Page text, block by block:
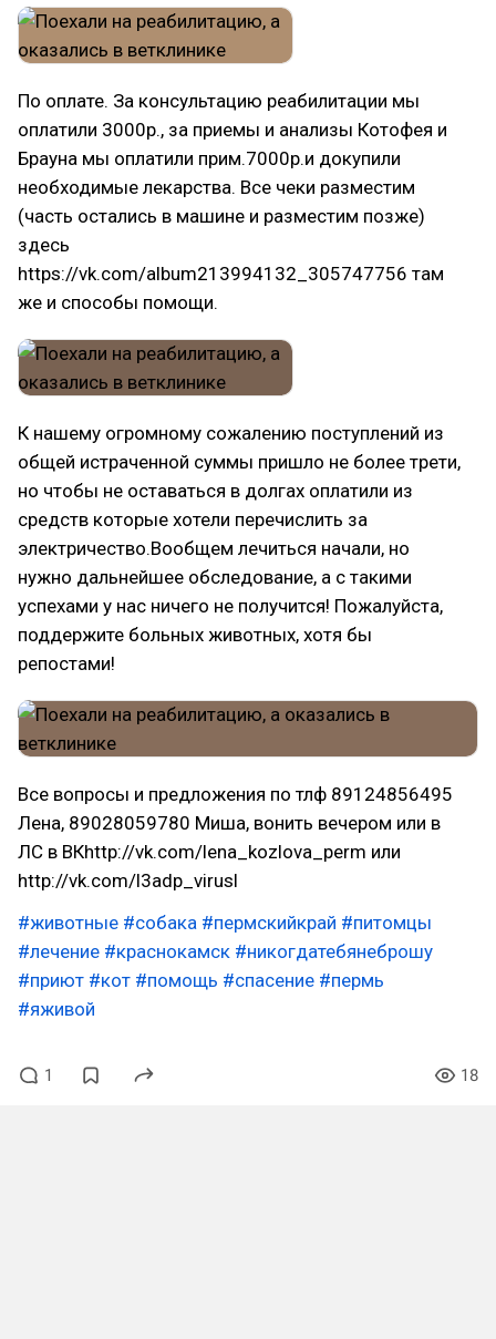
По оплате. За консультацию реабилитации мы
оплатили 3000р., за приемы и анализы Котофея и
Брауна мы оплатили прим.7000р.и докупили
необходимые лекарства. Все чеки разместим
(часть остались в машине и разместим позже)
здесь
https://vk.com/album213994132_305747756 там
же и способы помощи.
К нашему огромному сожалению поступлений из
общей истраченной суммы пришло не более трети,
но чтобы не оставаться в долгах оплатили из
средств которые хотели перечислить за
электричество.Вообщем лечиться начали, но
нужно дальнейшее обследование, а с такими
успехами у нас ничего не получится! Пожалуйста,
поддержите больных животных, хотя бы
репостами!
Все вопросы и предложения по тлф 89124856495
Лена, 89028059780 Миша, вонить вечером или в
ЛС в ВКhttp://vk.com/lena_kozlova_perm или
http://vk.com/l3adp_virusl
#животные #собака #пермскийкрай #питомцы
#лечение #краснокамск #никогдатебянеброшу
#приют #кот #помощь #спасение #пермь
#яживой
1 18